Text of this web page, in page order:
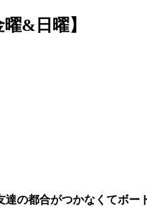
&日曜】
達の都合がつかなくてボー